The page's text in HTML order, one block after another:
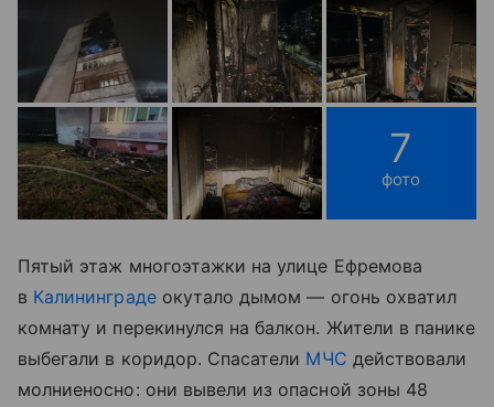
7
фото
Пятый этаж многоэтажки на улице Ефремова
в Калининградеокутало дымом — огонь охватил
комнату и перекинулся на балкон. Жители в панике
выбегали в коридор. Спасатели МЧС действовали
молниеносно: они вывели из опасной зоны 48